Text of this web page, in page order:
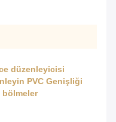
düzenleyicisi
PVC Genişliği
bölmeler